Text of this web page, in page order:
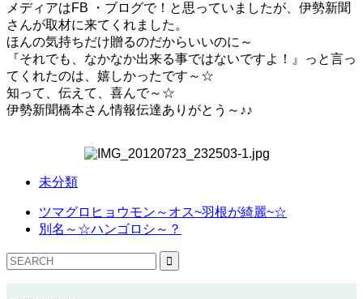
メディアはFB ・ブログで！と思っていましたが、伊勢新聞
さんが取材に来てくれました。
ほんの気持ちだけ贈るのだからいいのに～
『それでも、なかなか出来る事ではないですよ！』っと言っ
てくれたのは、嬉しかったです～☆
知って、伝えて、喜んで～☆
伊勢新聞橋本さん情報伝達ありがとう～♪♪
未分類
ツマグロヒョウモン～オス~羽根が綺麗~☆
別名～☆ハンゴロシ～？